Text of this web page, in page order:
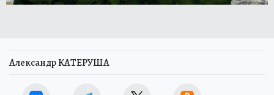
Александр КАТЕРУША